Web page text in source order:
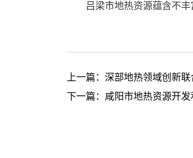
吕梁市地热资源蕴含不丰
上一篇： 深部地热领域创新联
下一篇： 咸阳市地热资源开